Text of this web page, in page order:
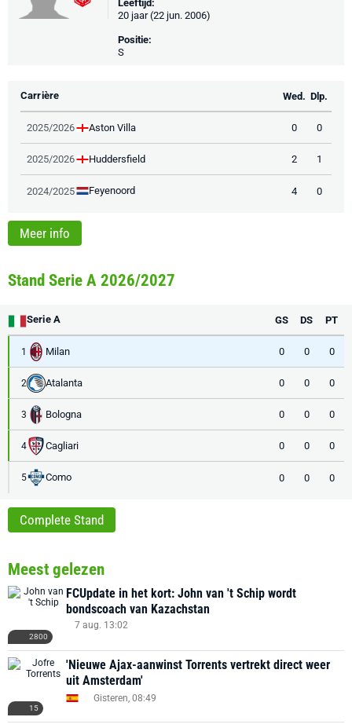
Leeftijd:
20 jaar (22 jun. 2006)
Positie:
S
Carrière Wed. Dlp.
2025/2026 Aston Villa 0 0
2025/2026 Huddersfield 2 1
2024/2025 Feyenoord 4 0
Meer info
Stand Serie A 2026/2027
Serie A GS DS PT
1 Milan 0 0 0
2 Atalanta 0 0 0
3 Bologna 0 0 0
4 Cagliari 0 0 0
5 Como 0 0 0
Complete Stand
Meest gelezen
2800
FCUpdate in het kort: John van 't Schip wordt
bondscoach van Kazachstan
7 aug. 13:02
15
'Nieuwe Ajax-aanwinst Torrents vertrekt direct weer
uit Amsterdam'
Gisteren, 08:49